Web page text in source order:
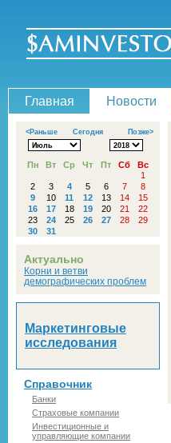
Главная Новости
<Раньше Сегодня Позже>
Пн Вт Ср Чт Пт Сб
Вс
1
2
3 4 5 6 7
8
9
10 11 12 13 14
15
16
17 18 19 20 21
22
23
24 25 26 27 28
29
30
31
Актуально
Корни и ветви
демографических проблем
Маркетинговые
исследования
Справочник
Банки
Страховые компании
Инвестиционные и
управляющие компании